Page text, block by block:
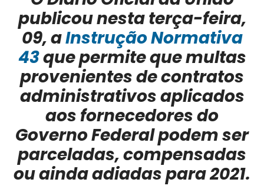
publicou nesta terça-feira,
09, aInstrução Normativa
43que permite que multas
provenientes de contratos
administrativos aplicados
aos fornecedores do
Governo Federal podem ser
parceladas, compensadas
ou ainda adiadas para 2021.